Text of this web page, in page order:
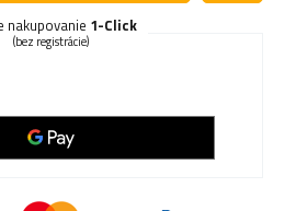
nakupovanie 1-Click
(bez registrácie)